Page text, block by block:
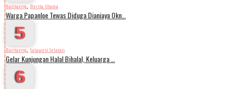
Bantaeng, Berita Utama
Warga Papanloe Tewas Diduga Dianiaya Okn…
5
Bantaeng, Sulawesi Selatan
Gelar Kunjungan Halal Bihalal, Keluarga …
6